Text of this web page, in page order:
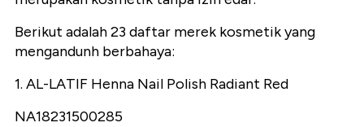
Berikut adalah 23 daftar merek kosmetik yang
mengandunh berbahaya:
1. AL-LATIF Henna Nail Polish Radiant Red
NA18231500285